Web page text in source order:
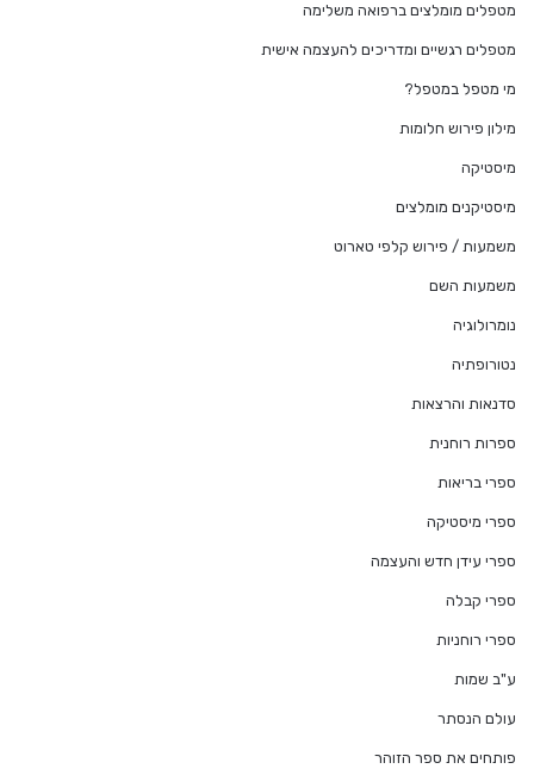
מטפלים מומלצים ברפואה משלימה
מטפלים רגשיים ומדריכים להעצמה אישית
מי מטפל במטפל?
מילון פירוש חלומות
מיסטיקה
מיסטיקנים מומלצים
משמעות / פירוש קלפי טארוט
משמעות השם
נומרולוגיה
נטורופתיה
סדנאות והרצאות
ספרות רוחנית
ספרי בריאות
ספרי מיסטיקה
ספרי עידן חדש והעצמה
ספרי קבלה
ספרי רוחניות
ע"ב שמות
עולם הנסתר
פותחים את ספר הזוהר